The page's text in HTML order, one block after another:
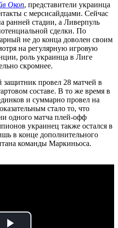
Окоп, представители украинца
с мерсисайдцами. Сейчас
ранней стадии, а Ливерпуль
сделки. По
не до конца доволен своим
на регулярную игровую
роль украинца в Лиге
скромнее.
провел 28 матчей в
составе. В то же время в
и суммарно провел на
стало то, что
одного матча плей-офф
украинец также остался в
в конце дополнительного
команды Маркиньоса.